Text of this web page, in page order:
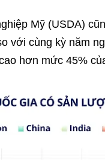
Mỹ (USDA)
với cùng kỳ năm
hơn mức 45%